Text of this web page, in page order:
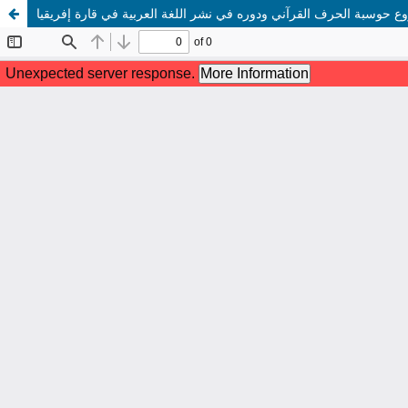
حوسبة الحرف القرآني ودوره في نشر اللغة العربية في قارة إفريقيا